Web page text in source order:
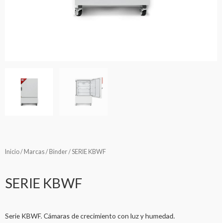
Inicio/ Marcas/ Binder/ SERIE KBWF
SERIE KBWF
Serie KBWF. Cámaras de crecimiento con luz y humedad.